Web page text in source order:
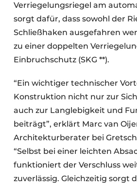
Verriegelungsriegel am
sorgt dafür, dass sowohl der
Schließhaken ausgefahren
zu einer doppelten
Einbruchschutz (SKG **).
“Ein wichtiger technischer
Konstruktion nicht nur zur
auch zur Langlebigkeit und
beiträgt”, erklärt Marc van
Architekturberater bei
“Selbst bei einer leichten
funktioniert der Verschluss
zuverlässig. Gleichzeitig sorgt